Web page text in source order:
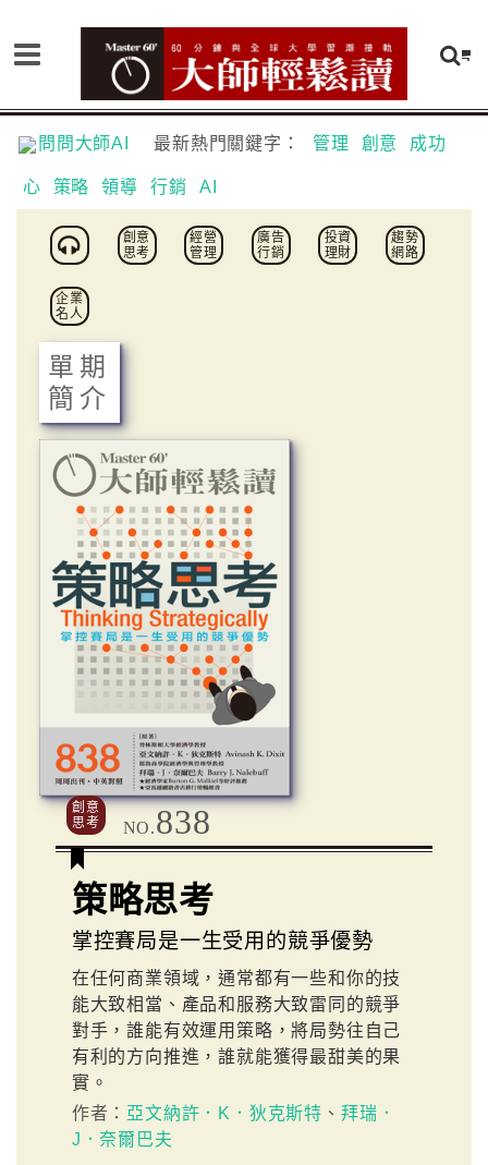
問問大師AI 最新熱門關鍵字： 管理 創意 成功
心 策略 領導 行銷 AI
創意
思考
經營
管理
廣告
行銷
投資
理財
趨勢
網路
企業
名人
單期
簡介
創意
思考
NO.838
策略思考
掌控賽局是一生受用的競爭優勢
在任何商業領域，通常都有一些和你的技
能大致相當、產品和服務大致雷同的競爭
對手，誰能有效運用策略，將局勢往自己
有利的方向推進，誰就能獲得最甜美的果
實。
作者： 亞文納許．K．狄克斯特 、 拜瑞．
J．奈爾巴夫